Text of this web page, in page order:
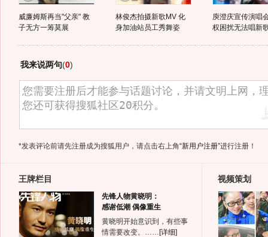
威廉姆斯再当"父亲" 教
子无方一筹莫展
林俊杰拍摄新歌MV 化
身加油站员工秀舞姿
庾澄庆宣传演唱
权困扰无法唱新
我来说两句(0)
*发表评论前请先注册成为搜狐用户，请点击右上角“新用户注册”进行注册！
王牌栏目
先锋人物黄晓明：
感谢低潮 偶像重生
黄晓明开始意识到，有些事
情需要改变。…… [详细]
视频策划